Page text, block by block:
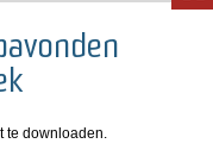
te downloaden.